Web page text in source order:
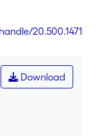
vivre une «
univers virtuel
Il plonge
de ceux
20.500.1471
Download